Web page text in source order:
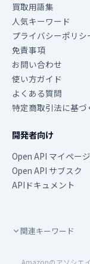
買取用語集
人気キーワード
プライバシーポリシ
免責事項
お問い合わせ
使い方ガイド
よくある質問
特定商取引法に基づ
開発者向け
Open API マイページ
Open API サブスク
APIドキュメント
関連キーワード